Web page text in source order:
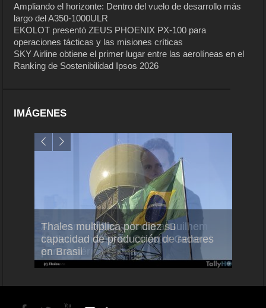
Ampliando el horizonte: Dentro del vuelo de desarrollo más
largo del A350-1000ULR
EKOLOT presentó ZEUS PHOENIX PX-100 para
operaciones tácticas y las misiones críticas
SKY Airline obtiene el primer lugar entre las aerolíneas en el
Ranking de Sostenibilidad Ipsos 2026
IMÁGENES
Air France-KLM anuncia a Guilhem
Mallet como nuevo Director General
para América Latina
Thales multiplica por diez su
capacidad de producción de radares
en Brasil